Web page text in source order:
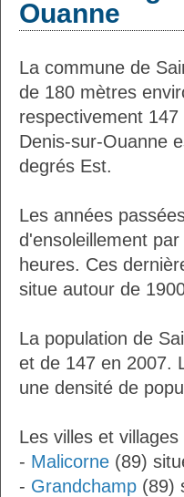
Ouanne
La commune de
de 180 mètres
respectivement
Denis-sur-Ouanne
degrés Est.
Les années
d'ensoleillement
heures. Ces
situe autour de
La population de
et de 147 en 2007.
une densité de
Les villes et
- Malicorne (89)
- Grandchamp (89)